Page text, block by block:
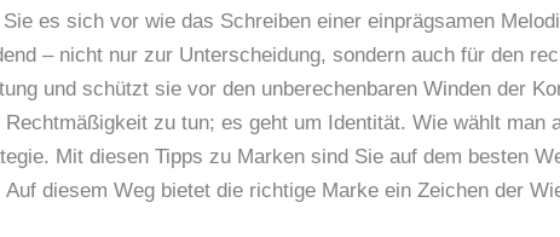
es sich vor wie das Schreiben einer einprägsamen
– nicht nur zur Unterscheidung, sondern auch für den
und schützt sie vor den unberechenbaren Winden der
zu tun; es geht um Identität. Wie wählt man
Mit diesen Tipps zu Marken sind Sie auf dem besten
diesem Weg bietet die richtige Marke ein Zeichen der